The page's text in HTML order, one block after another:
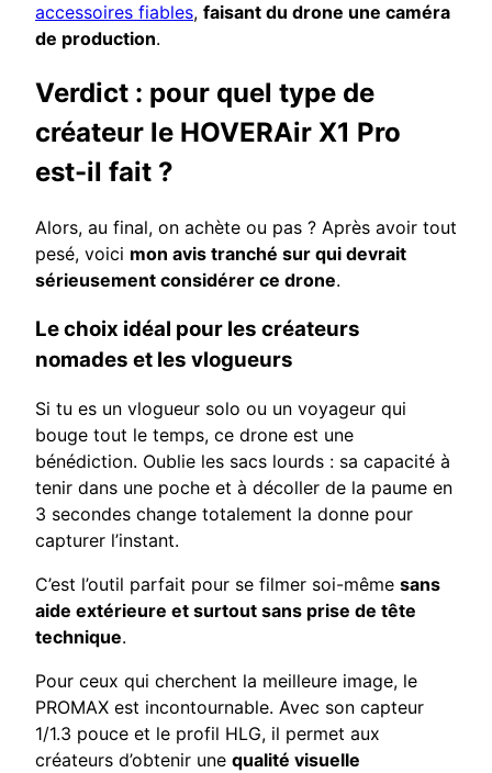
accessoires fiables, faisant du drone une caméra
de production.
Verdict : pour quel type de
créateur le HOVERAir X1 Pro
est-il fait ?
Alors, au final, on achète ou pas ? Après avoir tout
pesé, voici mon avis tranché sur qui devrait
sérieusement considérer ce drone.
Le choix idéal pour les créateurs
nomades et les vlogueurs
Si tu es un vlogueur solo ou un voyageur qui
bouge tout le temps, ce drone est une
bénédiction. Oublie les sacs lourds : sa capacité à
tenir dans une poche et à décoller de la paume en
3 secondes change totalement la donne pour
capturer l’instant.
C’est l’outil parfait pour se filmer soi-même sans
aide extérieure et surtout sans prise de tête
technique.
Pour ceux qui cherchent la meilleure image, le
PROMAX est incontournable. Avec son capteur
1/1.3 pouce et le profil HLG, il permet aux
créateurs d’obtenir une qualité visuelle